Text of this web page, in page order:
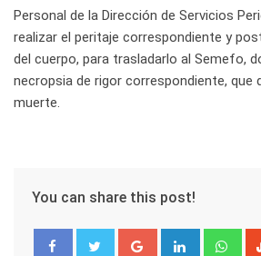
Personal de la Dirección de Servicios
realizar el peritaje correspondiente y
del cuerpo, para trasladarlo al Semefo,
necropsia de rigor correspondiente, que
muerte.
You can share this post!
Google+ LinkedIn